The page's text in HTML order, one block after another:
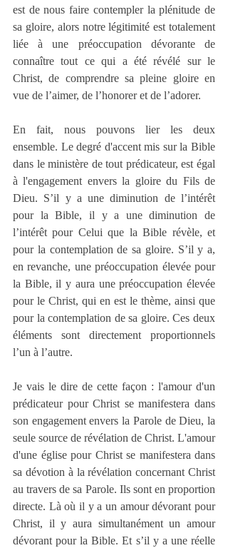
est de nous faire contempler la plénitude de
sa gloire, alors notre légitimité est totalement
liée à une préoccupation dévorante de
connaître tout ce qui a été révélé sur le
Christ, de comprendre sa pleine gloire en
vue de l’aimer, de l’honorer et de l’adorer.
En fait, nous pouvons lier les deux
ensemble. Le degré d'accent mis sur la Bible
dans le ministère de tout prédicateur, est égal
à l'engagement envers la gloire du Fils de
Dieu. S’il y a une diminution de l’intérêt
pour la Bible, il y a une diminution de
l’intérêt pour Celui que la Bible révèle, et
pour la contemplation de sa gloire. S’il y a,
en revanche, une préoccupation élevée pour
la Bible, il y aura une préoccupation élevée
pour le Christ, qui en est le thème, ainsi que
pour la contemplation de sa gloire. Ces deux
éléments sont directement proportionnels
l’un à l’autre.
Je vais le dire de cette façon : l'amour d'un
prédicateur pour Christ se manifestera dans
son engagement envers la Parole de Dieu, la
seule source de révélation de Christ. L'amour
d'une église pour Christ se manifestera dans
sa dévotion à la révélation concernant Christ
au travers de sa Parole. Ils sont en proportion
directe. Là où il y a un amour dévorant pour
Christ, il y aura simultanément un amour
dévorant pour la Bible. Et s’il y a une réelle